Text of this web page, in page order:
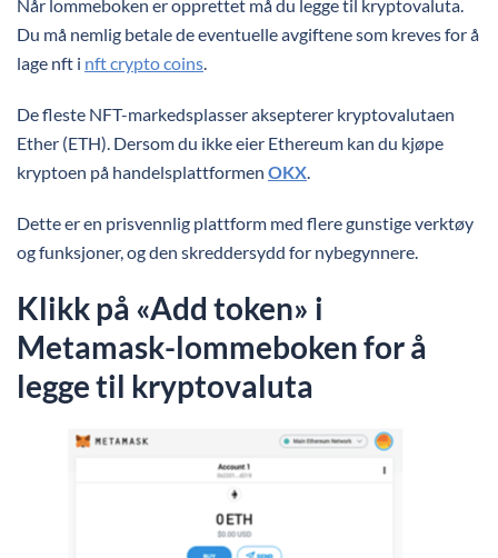
Når lommeboken er opprettet må du legge til kryptovaluta.
Du må nemlig betale de eventuelle avgiftene som kreves for å
lage nft i nft crypto coins.
De fleste NFT-markedsplasser aksepterer kryptovalutaen
Ether (ETH). Dersom du ikke eier Ethereum kan du kjøpe
kryptoen på handelsplattformen OKX.
Dette er en prisvennlig plattform med flere gunstige verktøy
og funksjoner, og den skreddersydd for nybegynnere.
Klikk på «Add token» i
Metamask-lommeboken for å
legge til kryptovaluta